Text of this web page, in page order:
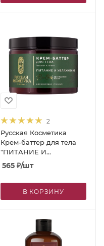
2
Русская Косметика
Крем-баттер для тела
"ПИТАНИЕ И
УВЛАЖНЕНИЕ", 300 мл
565₽/шт
В КОРЗИНУ